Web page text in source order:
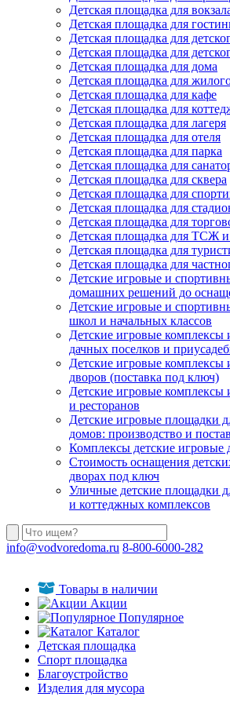
Детская площадка для
Детская площадка для
Детская площадка для
Детская площадка для
Детская площадка для дома
Детская площадка для
Детская площадка для кафе
Детская площадка для
Детская площадка для лагеря
Детская площадка для отеля
Детская площадка для парка
Детская площадка для
Детская площадка для сквера
Детская площадка для
Детская площадка для
Детская площадка для
Детская площадка для ТСЖ
Детская площадка для
Детская площадка для
Детские игровые и
домашних решений до
Детские игровые и
школ и начальных классов
Детские игровые комплексы
дачных поселков и
Детские игровые комплексы
дворов (поставка под ключ)
Детские игровые комплексы
и ресторанов
Детские игровые площадки
домов: производство и
Комплексы детские игровые
Стоимость оснащения
дворах под ключ
Уличные детские площадки
и коттеджных комплексов
info@vodvoredoma.ru 8-800-6000-282
Товары в наличии
Акции
Популярное
Каталог
Детская площадка
Спорт площадка
Благоустройство
Изделия для мусора